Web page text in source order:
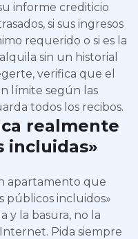
informe crediticio
si sus ingresos
requerido o si es la
sin un historial
verifica que el
límite según las
todos los recibos.
realmente
incluidas»
apartamento que
públicos incluidos»
y la basura, no la
Pida siempre